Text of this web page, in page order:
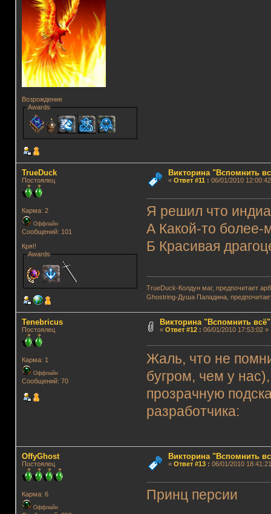
Возрождение
Awards
TrueDuck
Постоялец
Карма: 2
Оффлайн
Сообщений: 101
Кря!!
Awards
Викторина "Вспомнить
« Ответ #11 : 06/01/2010
Я решил что
А Какой-то
Б Красивая
TrueDuck-Колдун маг, предпочитает
Ghostring-Душа Паладина,
Tenebricus
Постоялец
Карма: 1
Оффлайн
Сообщений: 70
Викторина "Вспомнить всё"
« Ответ #12: 06/01/2010 17:53:02 »
Жаль, что не
бугром, чем у
прозрачную
разработчика:
OffyGhost
Постоялец
Карма: 6
Оффлайн
Викторина "Вспомнить
« Ответ #13: 06/01/2010
Принц персии